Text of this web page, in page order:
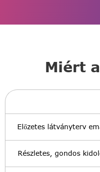
Miért a
Előzetes látványterv
Részletes, gondos